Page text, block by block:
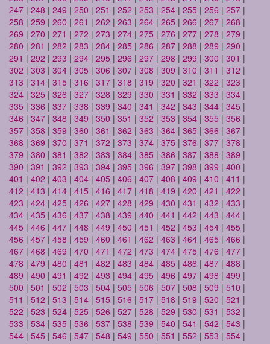
247 | 248 | 249 | 250 | 251 | 252 | 253 | 254 | 255 | 256 | 257 |
258 | 259 | 260 | 261 | 262 | 263 | 264 | 265 | 266 | 267 | 268 |
269 | 270 | 271 | 272 | 273 | 274 | 275 | 276 | 277 | 278 | 279 |
280 | 281 | 282 | 283 | 284 | 285 | 286 | 287 | 288 | 289 | 290 |
291 | 292 | 293 | 294 | 295 | 296 | 297 | 298 | 299 | 300 | 301 |
302 | 303 | 304 | 305 | 306 | 307 | 308 | 309 | 310 | 311 | 312 |
313 | 314 | 315 | 316 | 317 | 318 | 319 | 320 | 321 | 322 | 323 |
324 | 325 | 326 | 327 | 328 | 329 | 330 | 331 | 332 | 333 | 334 |
335 | 336 | 337 | 338 | 339 | 340 | 341 | 342 | 343 | 344 | 345 |
346 | 347 | 348 | 349 | 350 | 351 | 352 | 353 | 354 | 355 | 356 |
357 | 358 | 359 | 360 | 361 | 362 | 363 | 364 | 365 | 366 | 367 |
368 | 369 | 370 | 371 | 372 | 373 | 374 | 375 | 376 | 377 | 378 |
379 | 380 | 381 | 382 | 383 | 384 | 385 | 386 | 387 | 388 | 389 |
390 | 391 | 392 | 393 | 394 | 395 | 396 | 397 | 398 | 399 | 400 |
401 | 402 | 403 | 404 | 405 | 406 | 407 | 408 | 409 | 410 | 411 |
412 | 413 | 414 | 415 | 416 | 417 | 418 | 419 | 420 | 421 | 422 |
423 | 424 | 425 | 426 | 427 | 428 | 429 | 430 | 431 | 432 | 433 |
434 | 435 | 436 | 437 | 438 | 439 | 440 | 441 | 442 | 443 | 444 |
445 | 446 | 447 | 448 | 449 | 450 | 451 | 452 | 453 | 454 | 455 |
456 | 457 | 458 | 459 | 460 | 461 | 462 | 463 | 464 | 465 | 466 |
467 | 468 | 469 | 470 | 471 | 472 | 473 | 474 | 475 | 476 | 477 |
478 | 479 | 480 | 481 | 482 | 483 | 484 | 485 | 486 | 487 | 488 |
489 | 490 | 491 | 492 | 493 | 494 | 495 | 496 | 497 | 498 | 499 |
500 | 501 | 502 | 503 | 504 | 505 | 506 | 507 | 508 | 509 | 510 |
511 | 512 | 513 | 514 | 515 | 516 | 517 | 518 | 519 | 520 | 521 |
522 | 523 | 524 | 525 | 526 | 527 | 528 | 529 | 530 | 531 | 532 |
533 | 534 | 535 | 536 | 537 | 538 | 539 | 540 | 541 | 542 | 543 |
544 | 545 | 546 | 547 | 548 | 549 | 550 | 551 | 552 | 553 | 554 |